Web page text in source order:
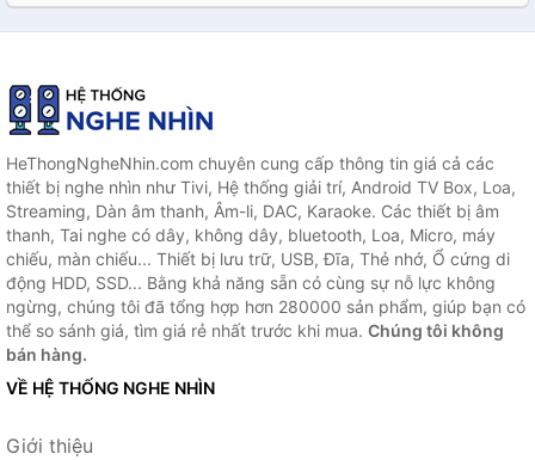
HeThongNgheNhin.com chuyên cung cấp thông tin giá cả các
thiết bị nghe nhìn như Tivi, Hệ thống giải trí, Android TV Box, Loa,
Streaming, Dàn âm thanh, Âm-li, DAC, Karaoke. Các thiết bị âm
thanh, Tai nghe có dây, không dây, bluetooth, Loa, Micro, máy
chiếu, màn chiếu... Thiết bị lưu trữ, USB, Đĩa, Thẻ nhớ, Ổ cứng di
động HDD, SSD... Bằng khả năng sẵn có cùng sự nỗ lực không
ngừng, chúng tôi đã tổng hợp hơn 280000 sản phẩm, giúp bạn có
thể so sánh giá, tìm giá rẻ nhất trước khi mua. Chúng tôi không
bán hàng.
VỀ HỆ THỐNG NGHE NHÌN
Giới thiệu